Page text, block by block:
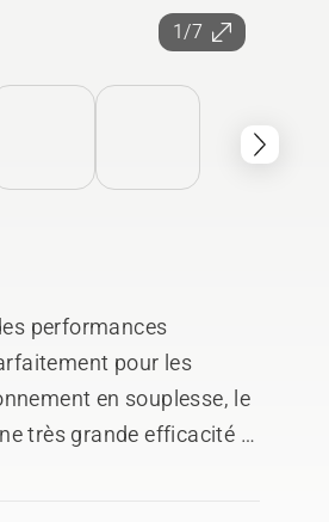
1/7
performances
pour les
en souplesse, le
très grande efficacité et